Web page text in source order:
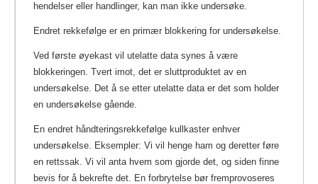
hendelser eller handlinger, kan man ikke undersøke.
Endret rekkefølge er en primær blokkering for undersøkelse.
Ved første øyekast vil utelatte data synes å være
blokkeringen. Tvert imot, det er sluttproduktet av en
undersøkelse. Det å se etter utelatte data er det som holder
en undersøkelse gående.
En endret håndteringsrekkefølge kullkaster enhver
undersøkelse. Eksempler: Vi vil henge ham og deretter føre
en rettssak. Vi vil anta hvem som gjorde det, og siden finne
bevis for å bekrefte det. En forbrytelse bør fremprovoseres